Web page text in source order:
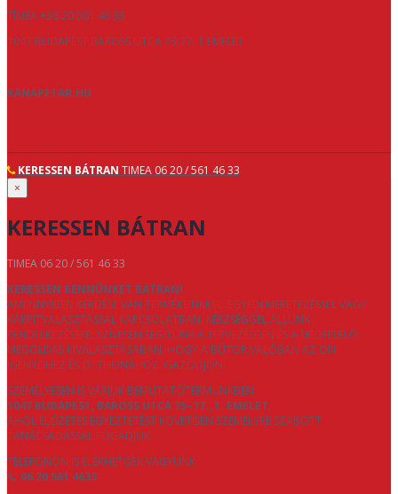
TÍMEA +36 20 561 46 33
1047 BUDAPEST BAROSS UTCA 75-77. 1 EMELET
KANAPETAR.HU
KERESSEN BÁTRAN TIMEA 06 20 / 561 46 33
×
KERESSEN BÁTRAN
TIMEA 06 20 / 561 46 33
KERESSEN BENNÜNKET BÁTRAN!
AMENNYIBEN KÉRDÉSE VAN TERMÉKEINKKEL, EGYEDI MÉRETEZÉSSEL VAGY
KÁRPITVÁLASZTÁSSAL KAPCSOLATBAN, KÉSZSÉGGEL ÁLLUNK
RENDELKEZÉSÉRE. SZÍVESEN SEGÍTÜNK A TERVEZÉSBEN ÉS A MEGFELELŐ
MEGOLDÁS KIVÁLASZTÁSÁBAN, HOGY A BÚTOR VALÓBAN AZ ÖN
IGÉNYEIHEZ ÉS OTTHONÁHOZ IGAZODJON.
SZEMÉLYESEN IS VÁRJUK BEMUTATÓTERMÜNKBEN:
1047 BUDAPEST, BAROSS UTCA 75–77., 1. EMELET,
AHOL ELŐZETES EGYEZTETÉST KÖVETŐEN SZEMÉLYRE SZABOTT
TANÁCSADÁSSAL FOGADJUK.
TELEFONON IS ELÉRHETŐEK VAGYUNK:
📞 06 20 561 4633